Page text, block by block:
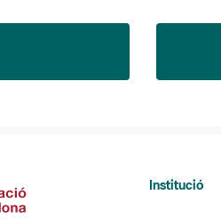
Institució